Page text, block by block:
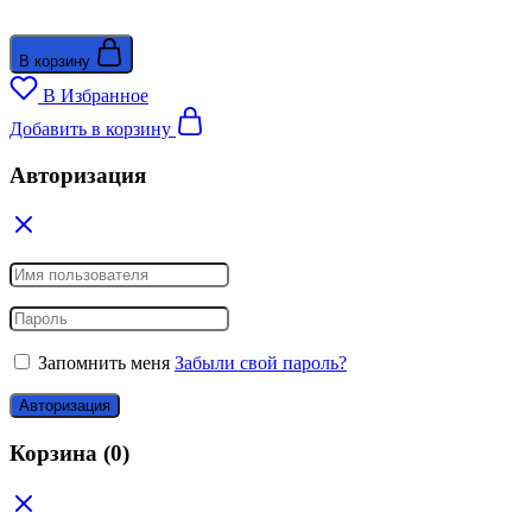
В корзину
В Избранное
Добавить в корзину
Авторизация
Запомнить меня Забыли свой пароль?
Авторизация
Корзина (0)